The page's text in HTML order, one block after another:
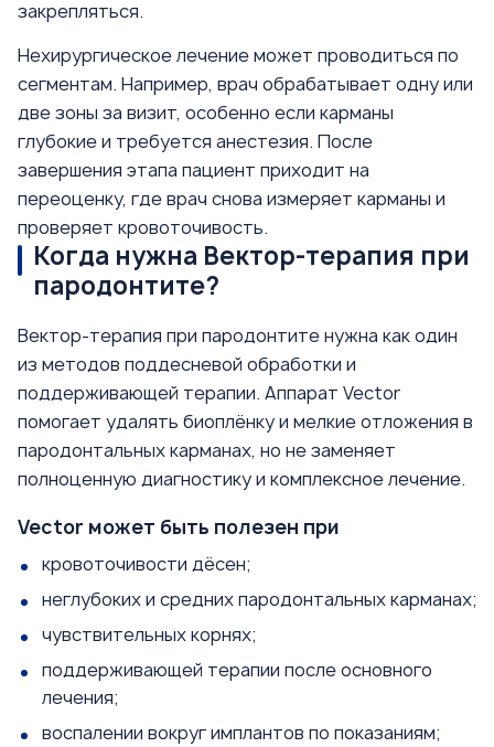
закрепляться.
Нехирургическое лечение может проводиться по
сегментам. Например, врач обрабатывает одну или
две зоны за визит, особенно если карманы
глубокие и требуется анестезия. После
завершения этапа пациент приходит на
переоценку, где врач снова измеряет карманы и
проверяет кровоточивость.
Когда нужна Вектор-терапия при
пародонтите?
Вектор-терапия при пародонтите нужна как один
из методов поддесневой обработки и
поддерживающей терапии. Аппарат Vector
помогает удалять биоплёнку и мелкие отложения в
пародонтальных карманах, но не заменяет
полноценную диагностику и комплексное лечение.
Vector может быть полезен при
кровоточивости дёсен;
неглубоких и средних пародонтальных карманах;
чувствительных корнях;
поддерживающей терапии после основного
лечения;
воспалении вокруг имплантов по показаниям;